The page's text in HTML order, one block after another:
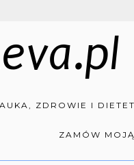
ZDROWIE I
ZAMÓW